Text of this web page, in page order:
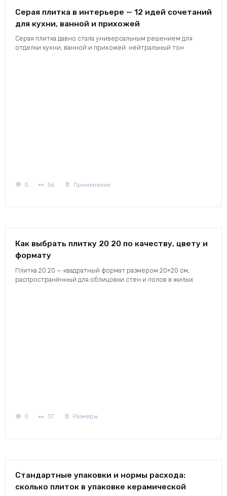
Серая плитка в интерьере — 12 идей сочетаний
для кухни, ванной и прихожей
Серая плитка давно стала универсальным решением для
отделки кухни, ванной и прихожей: нейтральный тон
0 56 Применение
Как выбрать плитку 20 20 по качеству, цвету и
формату
Плитка 20 20 — квадратный формат размером 20×20 см,
распространённый для облицовки стен и полов в жилых
0 37 Размеры
Стандартные упаковки и нормы расхода:
сколько плиток в упаковке керамической